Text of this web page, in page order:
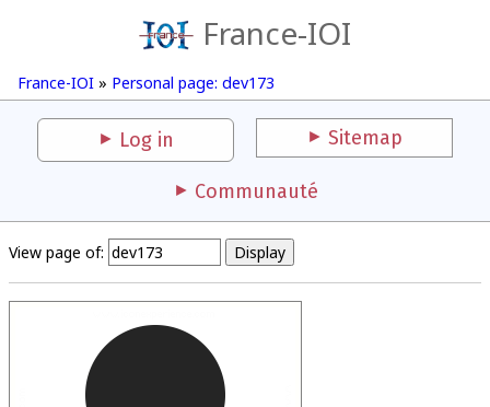
France-IOI
France-IOI » Personal page: dev173
Log in Sitemap
Communauté
View page of: